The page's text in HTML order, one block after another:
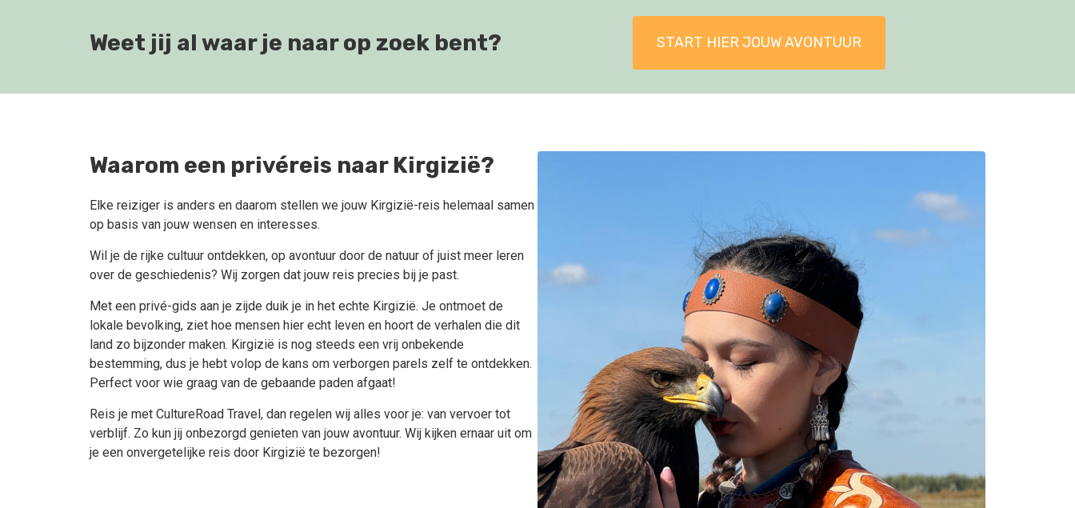
Weet jij al waar je naar op zoek bent? START HIER JOUW AVONTUUR
Waarom een privéreis naar Kirgizië?
Elke reiziger is anders en daarom stellen we jouw Kirgizië-reis helemaal samen
op basis van jouw wensen en interesses.
Wil je de rijke cultuur ontdekken, op avontuur door de natuur of juist meer leren
over de geschiedenis? Wij zorgen dat jouw reis precies bij je past.
Met een privé-gids aan je zijde duik je in het echte Kirgizië. Je ontmoet de
lokale bevolking, ziet hoe mensen hier echt leven en hoort de verhalen die dit
land zo bijzonder maken. Kirgizië is nog steeds een vrij onbekende
bestemming, dus je hebt volop de kans om verborgen parels zelf te ontdekken.
Perfect voor wie graag van de gebaande paden afgaat!
Reis je met CultureRoad Travel, dan regelen wij alles voor je: van vervoer tot
verblijf. Zo kun jij onbezorgd genieten van jouw avontuur. Wij kijken ernaar uit om
je een onvergetelijke reis door Kirgizië te bezorgen!